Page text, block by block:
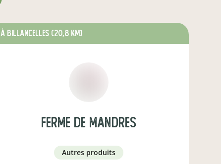
à BILLANCELLES (20,8 km)
ferme de mandres
autres produits